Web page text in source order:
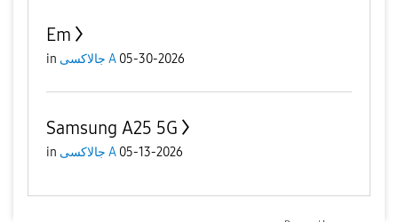
Em
in جالاكسى A 05-30-2026
Samsung A25 5G
in جالاكسى A 05-13-2026